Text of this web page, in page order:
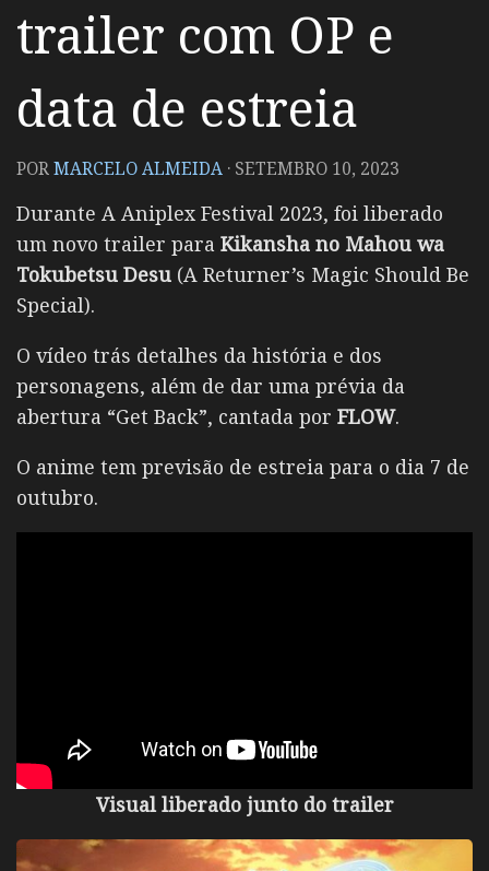
trailer com OP e
data de estreia
PORMARCELO ALMEIDA · SETEMBRO 10, 2023
Durante A Aniplex Festival 2023, foi liberado
um novo trailer para Kikansha no Mahou wa
Tokubetsu Desu (A Returner’s Magic Should Be
Special).
O vídeo trás detalhes da história e dos
personagens, além de dar uma prévia da
abertura “Get Back”, cantada por FLOW.
O anime tem previsão de estreia para o dia 7 de
outubro.
Visual liberado junto do trailer